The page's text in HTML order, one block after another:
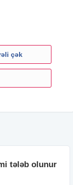
çək
tələb olunur